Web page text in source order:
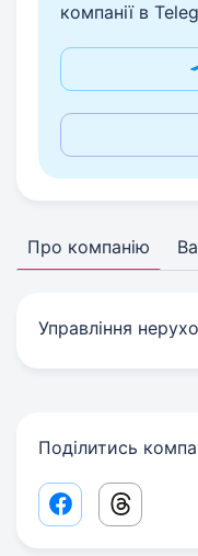
компанії в
Про компанію
Управління
Поділитись
Facebook share
Threads